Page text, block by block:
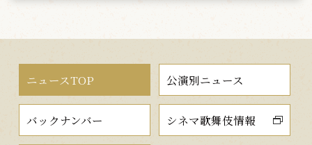
ニュースTOP 公演別ニュース
バックナンバー シネマ歌舞伎情報